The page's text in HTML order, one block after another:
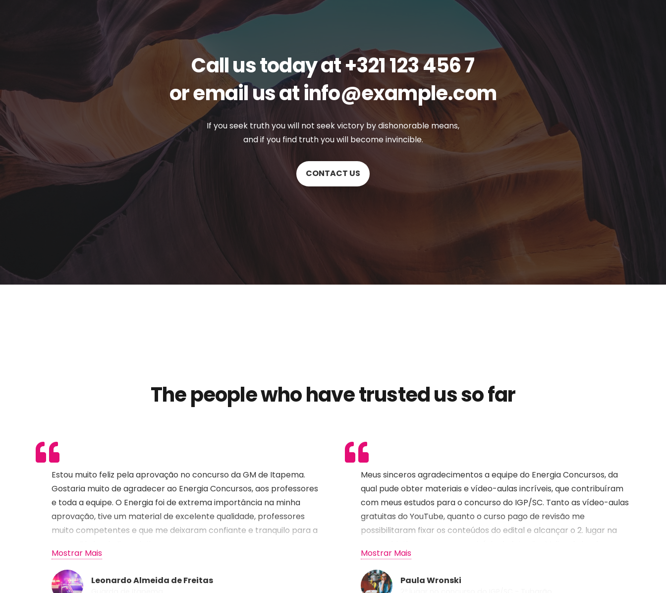
Call us today at+321 123 456 7
or email us atinfo@example.com
If you seek truth you will not seek victory by dishonorable means,
and if you find truth you will become invincible.
CONTACT US
The people who have trusted us so far
Estou muito feliz pela aprovação no concurso da GM de Itapema.
Gostaria muito de agradecer ao Energia Concursos, aos professores
e toda a equipe. O Energia foi de extrema importância na minha
aprovação, tive um material de excelente qualidade, professores
muito competentes e que me deixaram confiante e tranquilo para a
Mostrar Mais
Leonardo Almeida de Freitas
Meus sinceros agradecimentos a equipe do Energia Concursos, da
qual pude obter materiais e vídeo-aulas incríveis, que contribuíram
com meus estudos para o concurso do IGP/SC. Tanto as vídeo-aulas
gratuitas do YouTube, quanto o curso pago de revisão me
possibilitaram fixar os conteúdos do edital e alcançar o 2. lugar na
tanta dedicação e comprometimento de toda a equipe!!! Meus
parabéns.
Mostrar Mais
Paula Wronski
A empresa Energia Concursos é uma escola
preparatória para concursos públicos em
Florianópolis, com aulas Online ou presenciais.
Notícias e Informações sobre
Concursos Públicos
Concurso Epagri – Banca Instituto Avalia
Concurso CASAN – Contratando Banca
4 ago às 14:51
Concurso Guarda Municipal de Balneário
(48) 99828-9929
Calçadão João Pinto, 212 – Centro
Florianópolis – SC, 88010-420
atendimento@energiaconcursos.com.br